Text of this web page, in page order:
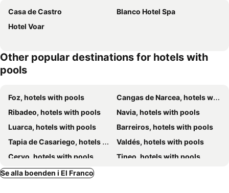
Casa de Castro
Blanco Hotel Spa
Hotel Voar
Other popular destinations for hotels with
pools
Foz, hotels with pools
Cangas de Narcea, hotels with pools
Ribadeo, hotels with pools
Navia, hotels with pools
Luarca, hotels with pools
Barreiros, hotels with pools
Tapia de Casariego, hotels with pools
Valdés, hotels with pools
Cervo, hotels with pools
Tineo, hotels with pools
Coaña, hotels with pools
Se alla boenden i El Franco